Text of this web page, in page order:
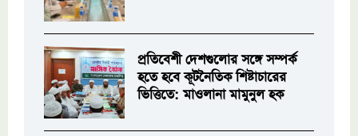
প্রতিবেশী দেশগুলোর সঙ্গে সম্পর্ক
হতে হবে কূটনৈতিক শিষ্টাচারের
ভিত্তিতে: মাওলানা মামুনুল হক